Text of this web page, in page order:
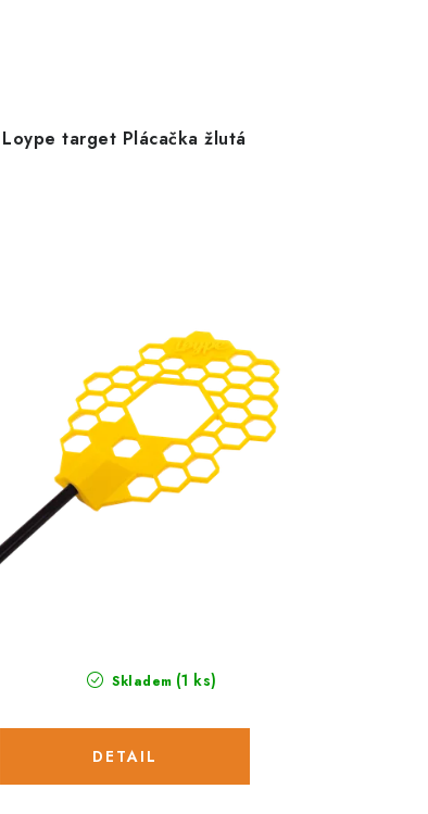
Loype target Plácačka žlutá
Skladem (1 ks)